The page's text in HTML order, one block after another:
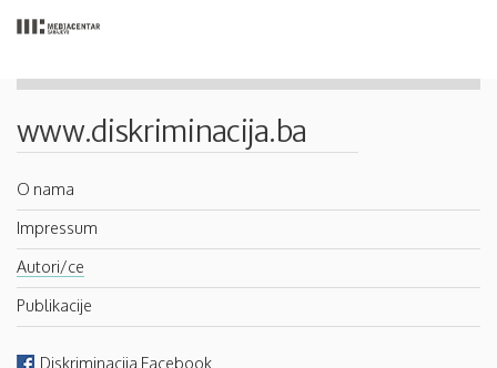
www.diskriminacija.ba
O nama
Impressum
Autori/ce
Publikacije
Diskriminacija Facebook